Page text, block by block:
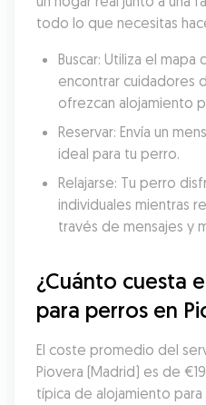
todo lo que necesitas
Buscar: Utiliza el mapa
encontrar cuidadores
ofrezcan alojamiento
Reservar: Envía un
ideal para tu perro.
Relajarse: Tu perro
individuales mientras
través de mensajes y
¿Cuánto cuesta
para perros en
El coste promedio del
Piovera (Madrid) es de
típica de alojamiento